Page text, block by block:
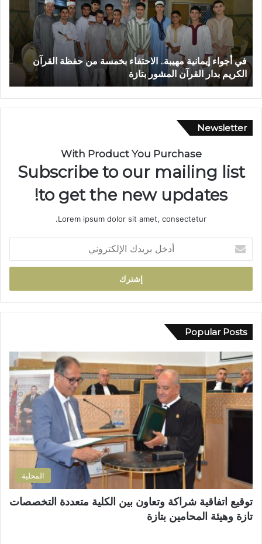
بخمسة من حفظة القرآن
اً
.
.
ع
م
ر
ا
ل
ب
ي
د
ل
ب
ا
ا
ت
ش
ر
ي
ع
ي
ة
ب
د
ا
رسمياً.. عمر البالي يدخل سباق
تازة مرشحاً لحزب النهضة
Newsletter
With Product You Purchase
Subscribe to our mailing list
to get the new updates!
Lorem ipsum dolor sit amet, consectetur.
خ
ب
ر
ك
ا
ل
إ
ل
ك
Popular Posts
المحلية
توقيع اتفاقية شراكة وتعاون بين الكلية متعددة التخصصات
تازة وهيئة المحامين بتازة